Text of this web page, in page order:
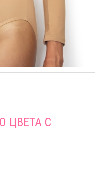
ЦВЕТА С